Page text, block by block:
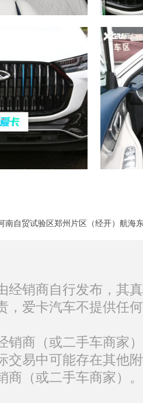
南自贸试验区郑州片区（经开）航海
经销商自行发布，其
，爱卡汽车不提供任
销商（或二手车商家
交易中可能存在其他
商（或二手车商家）。